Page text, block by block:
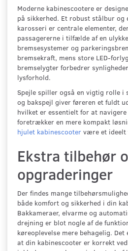
Moderne kabinescootere er
på sikkerhed. Et robust stålbur og
karosseri er centrale elementer,
passagererne i tilfælde af en
bremsesystemer og
bremsekraft, mens store LED-
bremselygter forbedrer
lysforhold.
Spejle spiller også en vigtig rolle i
og bakspejl giver føreren et fuldt
hvilket er essentielt for at
foretrækker en mere kompakt
hjulet kabinescooter være et ideelt
Ekstra tilbehør
opgraderinger
Der findes mange
både komfort og sikkerhed i din
Bakkameraer, elvarme og
drejning er blot nogle af de
køreoplevelse mere behagelig.
at din kabinescooter er korrekt